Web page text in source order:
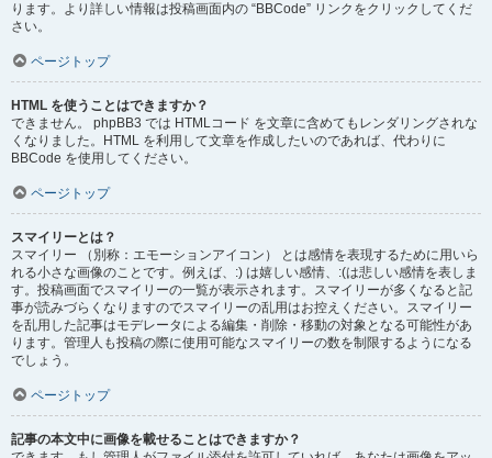
ります。より詳しい情報は投稿画面内の “BBCode” リンクをクリックしてくだ
さい。
ページトップ
HTML を使うことはできますか？
できません。 phpBB3 では HTMLコード を文章に含めてもレンダリングされな
くなりました。HTML を利用して文章を作成したいのであれば、代わりに
BBCode を使用してください。
ページトップ
スマイリーとは？
スマイリー （別称：エモーションアイコン） とは感情を表現するために用いら
れる小さな画像のことです。例えば、:) は嬉しい感情、:(は悲しい感情を表しま
す。投稿画面でスマイリーの一覧が表示されます。スマイリーが多くなると記
事が読みづらくなりますのでスマイリーの乱用はお控えください。スマイリー
を乱用した記事はモデレータによる編集・削除・移動の対象となる可能性があ
ります。管理人も投稿の際に使用可能なスマイリーの数を制限するようになる
でしょう。
ページトップ
記事の本文中に画像を載せることはできますか？